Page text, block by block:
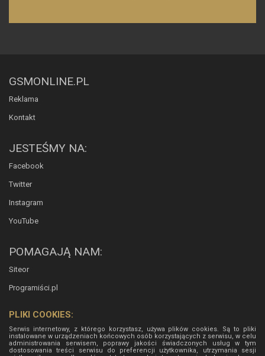
GSMONLINE.PL
Reklama
Kontakt
JESTEŚMY NA:
Facebook
Twitter
Instagram
YouTube
POMAGAJĄ NAM:
Siteor
Programiści.pl
PLIKI COOKIES:
Serwis internetowy, z którego korzystasz, używa plików cookies. Są to pliki
instalowane w urządzeniach końcowych osób korzystających z serwisu, w celu
administrowania serwisem, poprawy jakości świadczonych usług w tym
dostosowania treści serwisu do preferencji użytkownika, utrzymania sesji